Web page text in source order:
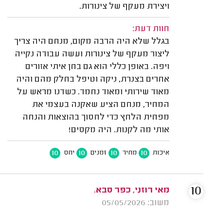
ויצירת מעקף של צינורות.
חוות דעת:
בגלל שלא היה הרבה מקום, מנחם היה צריך
ליצור מעקף של צינורות ועשה עבודה נקייה
ויפה. באופן כללי הוא גם בחן איתי אזורים
אחרים בצנרת, ניקה וטיפל בחלק מהם והיה
מאוד שירותי ומאוד נחמד. כשדנו מראש על
המחיר, מנחם הציע שאקנה בעצמי את
מפחית הלחץ כדי לחסוך בהוצאות והנחה
אותי מה לקנות. היה מקסים!
איכות 10 מחיר 10 זמנים 10 יחס 10
מאי רוזני, כפר סבא.
משוב: 05/05/2026
10